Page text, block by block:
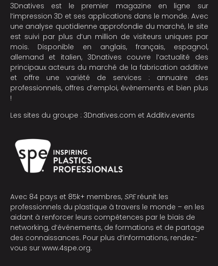
3Dnatives est le premier magazine en ligne sur
l’impression 3D et ses applications dans le monde. Avec
une analyse quotidienne approfondie du marché, le site
est suivi par plus d’un million de visiteurs uniques par
mois. Disponible en anglais, français, espagnol,
allemand et italien, 3Dnatives couvre l’actualité des
principaux acteurs du marché de la fabrication additive
et offre une variété de services : annuaire des
professionnels, offres d’emploi, évènements et bien plus
!
Les sites du groupe : 3Dnatives.com et Additiv.events
Avec 84 pays et 85k+ membres, SPEréunit les
professionnels du plastique à travers le monde – en les
aidant à renforcer leurs compétences par le biais de
networking, d’événements, de formations et de partage
des connaissances. Pour plus d’informations, rendez-
vous sur www.4spe.org.